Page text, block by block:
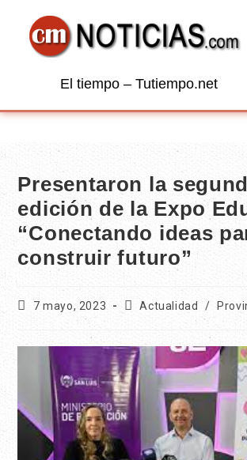
El tiempo – Tutiempo.net
Presentaron la
edición de la Expo
“Conectando ideas
construir futuro”
7 mayo, 2023 Actualidad /